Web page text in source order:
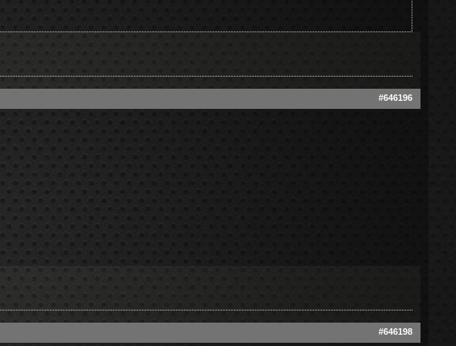
#646196
#646198